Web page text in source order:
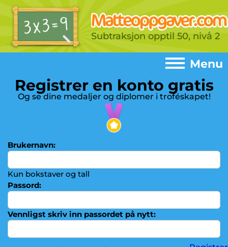
Subtraksjon opptil 50, nivå 2
Registrer en konto gratis
Og se dine medaljer og diplomer i troféskapet!
Brukernavn:
Kun bokstaver og tall
Passord:
Vennligst skriv inn passordet på nytt:
Menu
Menu
► Addisjon
► Subtraksjon
► Gangetabeller
► Multiplikasjon